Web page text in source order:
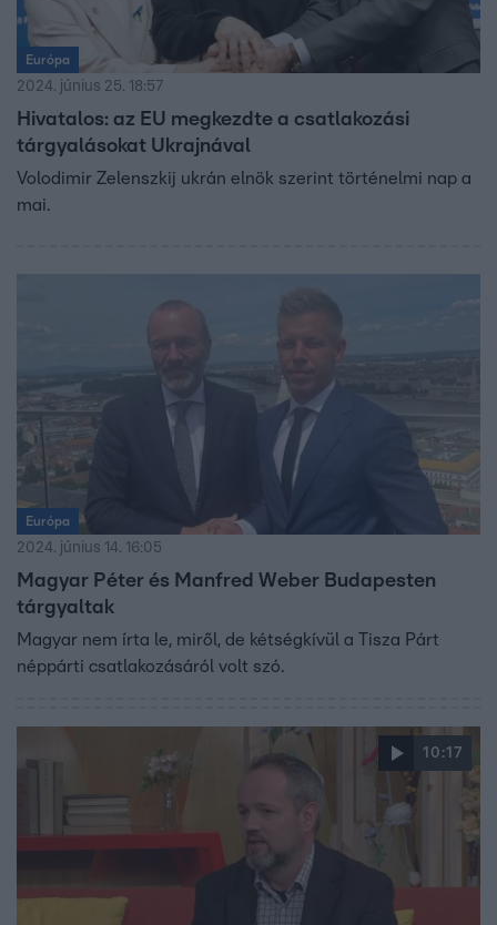
Európa
2024. június 25. 18:57
Hivatalos: az EU megkezdte a csatlakozási
tárgyalásokat Ukrajnával
Volodimir Zelenszkij ukrán elnök szerint történelmi nap a
mai.
Európa
2024. június 14. 16:05
Magyar Péter és Manfred Weber Budapesten
tárgyaltak
Magyar nem írta le, miről, de kétségkívül a Tisza Párt
néppárti csatlakozásáról volt szó.
10:17